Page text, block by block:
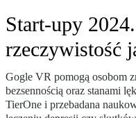
Start-upy
rzeczywistość
Gogle VR pomogą osobom
bezsennością oraz stanami
TierOne i przebadana